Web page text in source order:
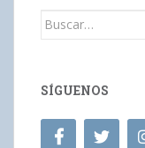
Buscar:
SÍGUENOS